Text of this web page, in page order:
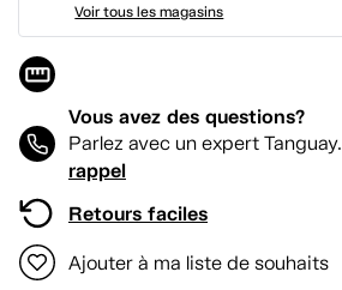
Voir tous les magasins
Vous avez des questions?
Parlez avec un expert Tanguay.
rappel
Retours faciles
Ajouter à ma liste de souhaits